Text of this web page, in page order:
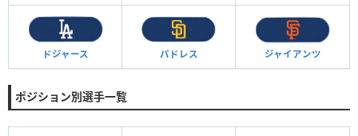
ドジャース パドレス ジャイアンツ
ポジション別選手一覧